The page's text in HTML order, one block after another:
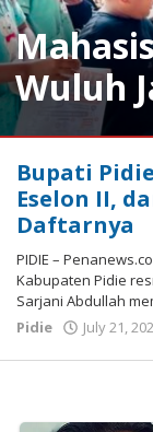
Wuluh
2026
Redaksi
Bupati
Eselon II,
Daftarnya
PIDIE –
Kabupaten Pidie
Sarjani Abdullah
Pidie
July 21,